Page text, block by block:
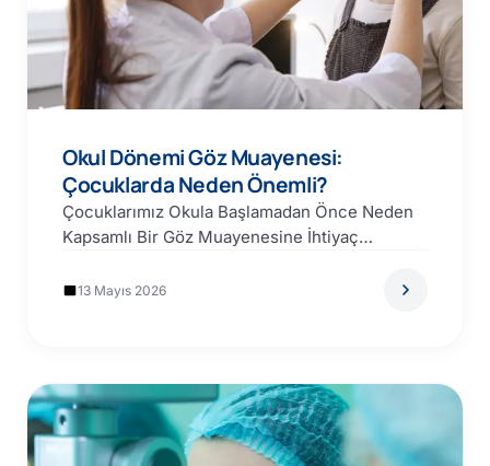
Okul Dönemi Göz Muayenesi:
Çocuklarda Neden Önemli?
Çocuklarımız Okula Başlamadan Önce Neden
Kapsamlı Bir Göz Muayenesine İhtiyaç
13 Mayıs 2026